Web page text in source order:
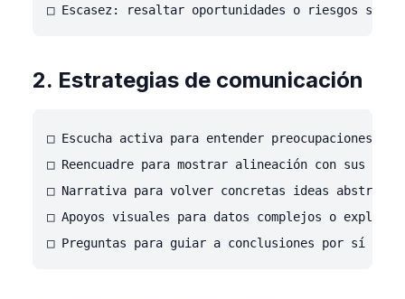
2. Estrategias de comunicación
□ Escucha activa para entender preocupaciones de
□ Reencuadre para mostrar alineación con sus
□ Narrativa para volver concretas ideas
□ Apoyos visuales para datos complejos o